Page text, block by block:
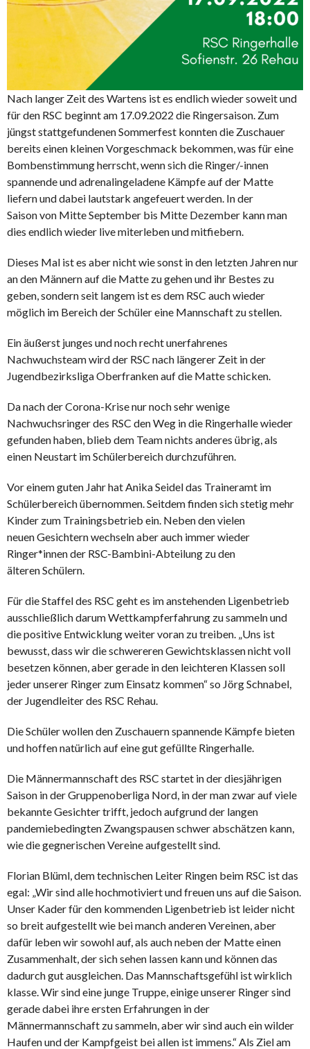
Nach langer Zeit des Wartens ist es endlich wieder soweit und
für den RSC beginnt am 17.09.2022 die Ringersaison. Zum
jüngst stattgefundenen Sommerfest konnten die Zuschauer
bereits einen kleinen Vorgeschmack bekommen, was für eine
Bombenstimmung herrscht, wenn sich die Ringer/-innen
spannende und adrenalingeladene Kämpfe auf der Matte
liefern und dabei lautstark angefeuert werden. In der
Saison von Mitte September bis Mitte Dezember kann man
dies endlich wieder live miterleben und mitfiebern.
Dieses Mal ist es aber nicht wie sonst in den letzten Jahren nur
an den Männern auf die Matte zu gehen und ihr Bestes zu
geben, sondern seit langem ist es dem RSC auch wieder
möglich im Bereich der Schüler eine Mannschaft zu stellen.
Ein äußerst junges und noch recht unerfahrenes
Nachwuchsteam wird der RSC nach längerer Zeit in der
Jugendbezirksliga Oberfranken auf die Matte schicken.
Da nach der Corona-Krise nur noch sehr wenige
Nachwuchsringer des RSC den Weg in die Ringerhalle wieder
gefunden haben, blieb dem Team nichts anderes übrig, als
einen Neustart im Schülerbereich durchzuführen.
Vor einem guten Jahr hat Anika Seidel das Traineramt im
Schülerbereich übernommen. Seitdem finden sich stetig mehr
Kinder zum Trainingsbetrieb ein. Neben den vielen
neuen Gesichtern wechseln aber auch immer wieder
Ringer*innen der RSC-Bambini-Abteilung zu den
älteren Schülern.
Für die Staffel des RSC geht es im anstehenden Ligenbetrieb
ausschließlich darum Wettkampferfahrung zu sammeln und
die positive Entwicklung weiter voran zu treiben. „Uns ist
bewusst, dass wir die schwereren Gewichtsklassen nicht voll
besetzen können, aber gerade in den leichteren Klassen soll
jeder unserer Ringer zum Einsatz kommen“ so Jörg Schnabel,
der Jugendleiter des RSC Rehau.
Die Schüler wollen den Zuschauern spannende Kämpfe bieten
und hoffen natürlich auf eine gut gefüllte Ringerhalle.
Die Männermannschaft des RSC startet in der diesjährigen
Saison in der Gruppenoberliga Nord, in der man zwar auf viele
bekannte Gesichter trifft, jedoch aufgrund der langen
pandemiebedingten Zwangspausen schwer abschätzen kann,
wie die gegnerischen Vereine aufgestellt sind.
Florian Blüml, dem technischen Leiter Ringen beim RSC ist das
egal: „Wir sind alle hochmotiviert und freuen uns auf die Saison.
Unser Kader für den kommenden Ligenbetrieb ist leider nicht
so breit aufgestellt wie bei manch anderen Vereinen, aber
dafür leben wir sowohl auf, als auch neben der Matte einen
Zusammenhalt, der sich sehen lassen kann und können das
dadurch gut ausgleichen. Das Mannschaftsgefühl ist wirklich
klasse. Wir sind eine junge Truppe, einige unserer Ringer sind
gerade dabei ihre ersten Erfahrungen in der
Männermannschaft zu sammeln, aber wir sind auch ein wilder
Haufen und der Kampfgeist bei allen ist immens.“ Als Ziel am